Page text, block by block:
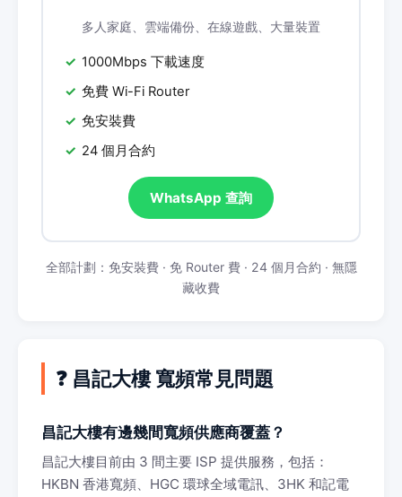
多人家庭、雲端備份、在線遊戲、大量裝置
1000Mbps 下載速度
免費 Wi-Fi Router
免安裝費
24 個月合約
WhatsApp 查詢
全部計劃：免安裝費 · 免 Router 費 · 24 個月合約 · 無隱
藏收費
❓ 昌記大樓 寬頻常見問題
昌記大樓有邊幾間寬頻供應商覆蓋？
昌記大樓目前由 3 間主要 ISP 提供服務，包括：
HKBN 香港寬頻、HGC 環球全域電訊、3HK 和記電